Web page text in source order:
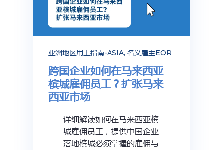
亚洲地区用工指南-ASIA, 名义雇主EOR
跨国企业如何在马来西亚
槟城雇佣员工？扩张马来
西亚市场
详细解读如何在马来西亚槟
城雇佣员工，提供中国企业
落地槟城必须掌握的雇佣与